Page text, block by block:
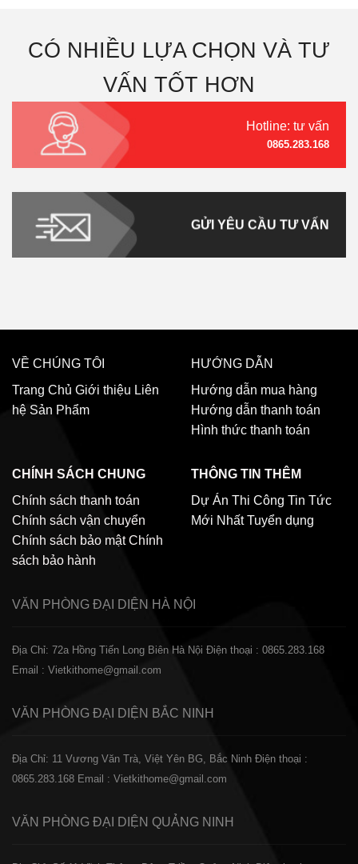
CÓ NHIỀU LỰA CHỌN VÀ TƯ
VẤN TỐT HƠN
Hotline: tư vấn
0865.283.168
GỬI YÊU CẦU TƯ VẤN
VỀ CHÚNG TÔI
Trang Chủ Giới thiệu Liên
hệ Sản Phẩm
HƯỚNG DẪN
Hướng dẫn mua hàng
Hướng dẫn thanh toán
Hình thức thanh toán
CHÍNH SÁCH CHUNG
Chính sách thanh toán
Chính sách vận chuyển
Chính sách bảo mật Chính
sách bảo hành
THÔNG TIN THÊM
Dự Án Thi Công Tin Tức
Mới Nhất Tuyển dụng
VĂN PHÒNG ĐẠI DIỆN HÀ NỘI
Địa Chỉ: 72a Hồng Tiến Long Biên Hà Nội Điện thoại : 0865.283.168
Email : Vietkithome@gmail.com
VĂN PHÒNG ĐẠI DIỆN BẮC NINH
Địa Chỉ: 11 Vương Văn Trà, Việt Yên BG, Bắc Ninh Điện thoại :
0865.283.168 Email : Vietkithome@gmail.com
VĂN PHÒNG ĐẠI DIỆN QUẢNG NINH